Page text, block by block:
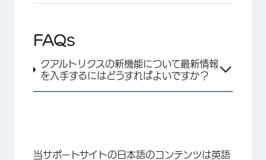
FAQs
クアルトリクスの新機能について最新情報
を入手するにはどうすればよいですか？
当サポートサイトの日本語のコンテンツは英語